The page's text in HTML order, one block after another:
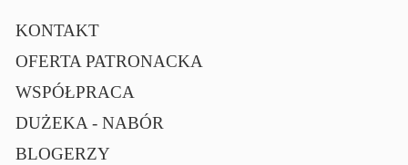
KONTAKT
OFERTA PATRONACKA
WSPÓŁPRACA
DUŻEKA - NABÓR
BLOGERZY